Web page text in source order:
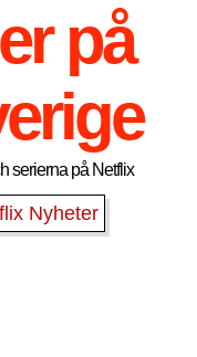
serierna på Netflix
Nyheter